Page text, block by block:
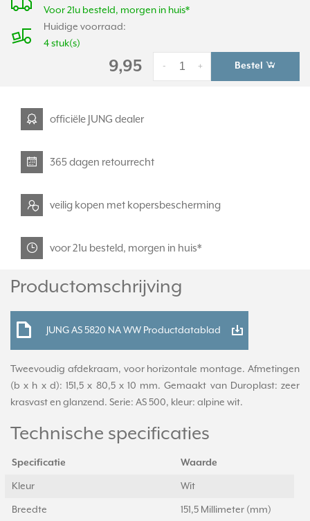
Voor 21u besteld, morgen in huis*
Huidige voorraad:
4 stuk(s)
9,95 +
- Bestel
officiële JUNG dealer
365 dagen retourrecht
veilig kopen met kopersbescherming
voor 21u besteld, morgen in huis*
Productomschrijving
JUNG AS 5820 NA WW Productdatablad
Tweevoudig afdekraam, voor horizontale montage. Afmetingen
(b x h x d): 151,5 x 80,5 x 10 mm. Gemaakt van Duroplast: zeer
krasvast en glanzend. Serie: AS 500, kleur: alpine wit.
Technische specificaties
Specificatie Waarde
Kleur Wit
Breedte 151,5 Millimeter (mm)